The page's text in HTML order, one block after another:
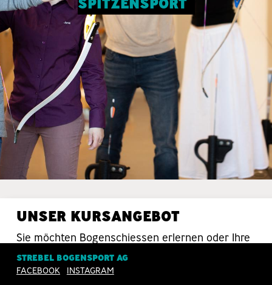
UNSER KURSANGEBOT
Sie möchten Bogenschiessen erlernen oder Ihre
Schiesstechnik verbessern? Da sind Sie bei uns
in guten Händen.
STREBEL BOGENSPORT AG
FACEBOOK
INSTAGRAM